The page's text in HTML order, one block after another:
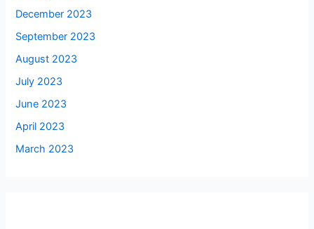
December 2023
September 2023
August 2023
July 2023
June 2023
April 2023
March 2023